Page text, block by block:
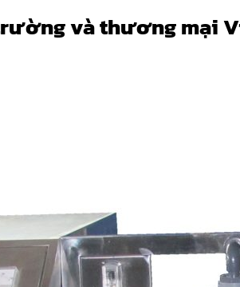
và thương mại